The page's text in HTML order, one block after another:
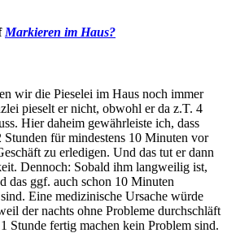
Markieren im Haus?
wir die Pieselei im Haus noch immer
pieselt er nicht, obwohl er da z.T. 4
Hier daheim gewährleiste ich, dass
Stunden für mindestens 10 Minuten vor
zu erledigen. Und das tut er dann
Dennoch: Sobald ihm langweilig ist,
das ggf. auch schon 10 Minuten
Eine medizinische Ursache würde
der nachts ohne Probleme durchschläft
Stunde fertig machen kein Problem sind.